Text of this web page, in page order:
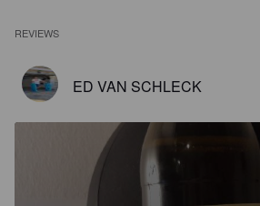
REVIEWS
ED VAN SCHLECK